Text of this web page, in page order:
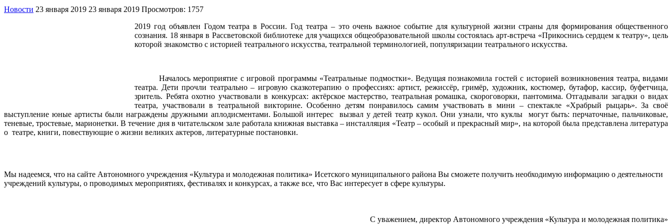
Новости 23 января 2019 23 января 2019 Просмотров: 1757
2019 год объявлен Годом театра в России. Год театра – это очень важное событие для культурной жизни страны для формирования общественного
сознания. 18 января в Рассветовской библиотеке для учащихся общеобразовательной школы состоялась арт-встреча «Прикоснись сердцем к театру», цель
которой знакомство с историей театрального искусства, театральной терминологией, популяризации театрального искусства.
Началось мероприятие с игровой программы «Театральные подмостки». Ведущая познакомила гостей с историей возникновения театра, видами
театра. Дети прочли театрально – игровую сказкотерапию о профессиях: артист, режиссёр, гримёр, художник, костюмер, бутафор, кассир, буфетчица,
зритель. Ребята охотно участвовали в конкурсах: актёрское мастерство, театральная ромашка, скороговорки, пантомима. Отгадывали загадки о видах
театра, участвовали в театральной викторине. Особенно детям понравилось самим участвовать в мини – спектакле «Храбрый рыцарь». За своё
выступление юные артисты были награждены дружными аплодисментами. Большой интерес вызвал у детей театр кукол. Они узнали, что куклы могут быть: перчаточные, пальчиковые,
теневые, тростевые, марионетки. В течение дня в читательском зале работала книжная выставка – инсталляция «Театр – особый и прекрасный мир», на которой была представлена литература
о театре, книги, повествующие о жизни великих актеров, литературные постановки.
Мы надеемся, что на сайте Автономного учреждения «Культура и молодежная политика» Исетского муниципального района Вы сможете получить необходимую информацию о деятельности
учреждений культуры, о проводимых мероприятиях, фестивалях и конкурсах, а также все, что Вас интересует в сфере культуры.
С уважением, директор Автономного учреждения «Культура и молодежная политика»